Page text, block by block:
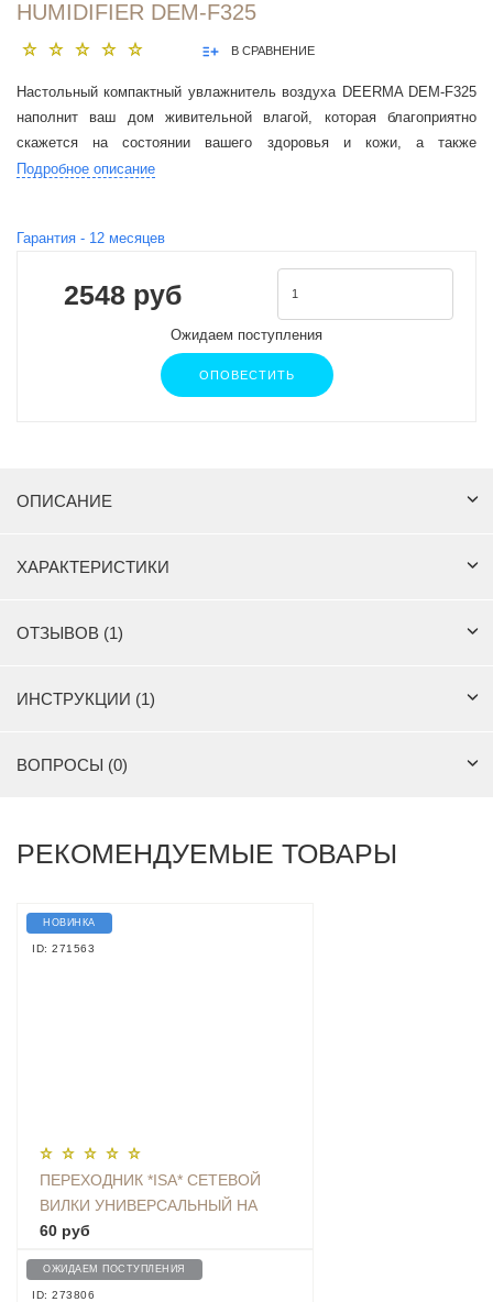
HUMIDIFIER DEM-F325
В СРАВНЕНИЕ
Настольный компактный увлажнитель воздуха DEERMA DEM-F325
наполнит ваш дом живительной влагой, которая благоприятно
скажется на состоянии вашего здоровья и кожи, а также
микроклимате внутри помещения
Подробное описание
Гарантия - 12 месяцев
2548 руб
Ожидаем поступления
ОПОВЕСТИТЬ
ОПИСАНИЕ
ХАРАКТЕРИСТИКИ
ОТЗЫВОВ (1)
ИНСТРУКЦИИ (1)
ВОПРОСЫ (0)
РЕКОМЕНДУЕМЫЕ ТОВАРЫ
НОВИНКА
ID: 271563
ПЕРЕХОДНИК *ISA* СЕТЕВОЙ
ВИЛКИ УНИВЕРСАЛЬНЫЙ НА
ЕВРО С ЗАЗЕМЛЕНИЕМ KT-168
60 руб
ОЖИДАЕМ ПОСТУПЛЕНИЯ
ID: 273806